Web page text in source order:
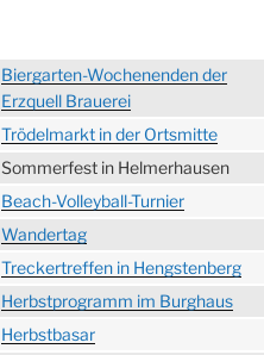
Biergarten-Wochenenden der
Erzquell Brauerei
Trödelmarkt in der Ortsmitte
Sommerfest in Helmerhausen
Beach-Volleyball-Turnier
Wandertag
Treckertreffen in Hengstenberg
Herbstprogramm im Burghaus
Herbstbasar